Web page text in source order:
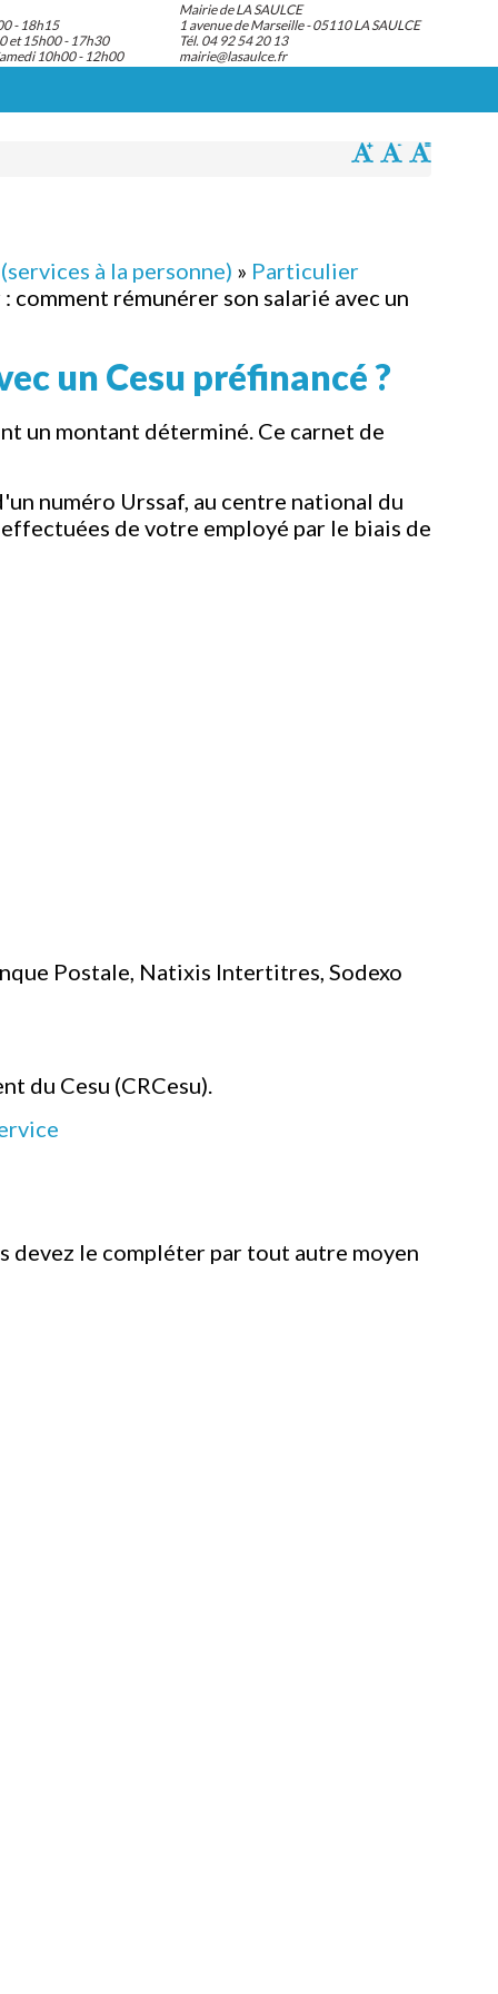
- 18h15
et 15h00 - 17h30
10h00 - 12h00
Mairie de LA SAULCE
1 avenue de Marseille - 05110 LA SAULCE
Tél. 04 92 54 20 13
mairie@lasaulce.fr
à la personne) » Particulier
rémunérer son salarié avec un
un Cesu préfinancé ?
un montant déterminé. Ce carnet de
numéro Urssaf, au centre national du
de votre employé par le biais de
Postale, Natixis Intertitres, Sodexo
du Cesu (CRCesu).
devez le compléter par tout autre moyen